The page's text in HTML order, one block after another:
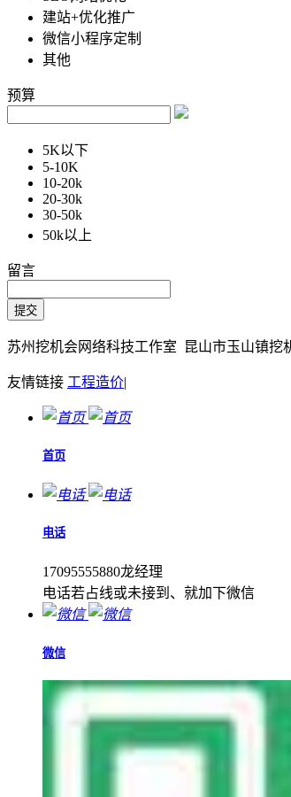
建站+优化推广
微信小程序定制
其他
预算
5K以下
5-10K
10-20k
20-30k
30-50k
50k以上
留言
苏州挖机会网络科技工作室 昆山市玉山镇挖
友情链接 工程造价|
首页
电话
17095555880龙经理
电话若占线或未接到、就加下微信
微信